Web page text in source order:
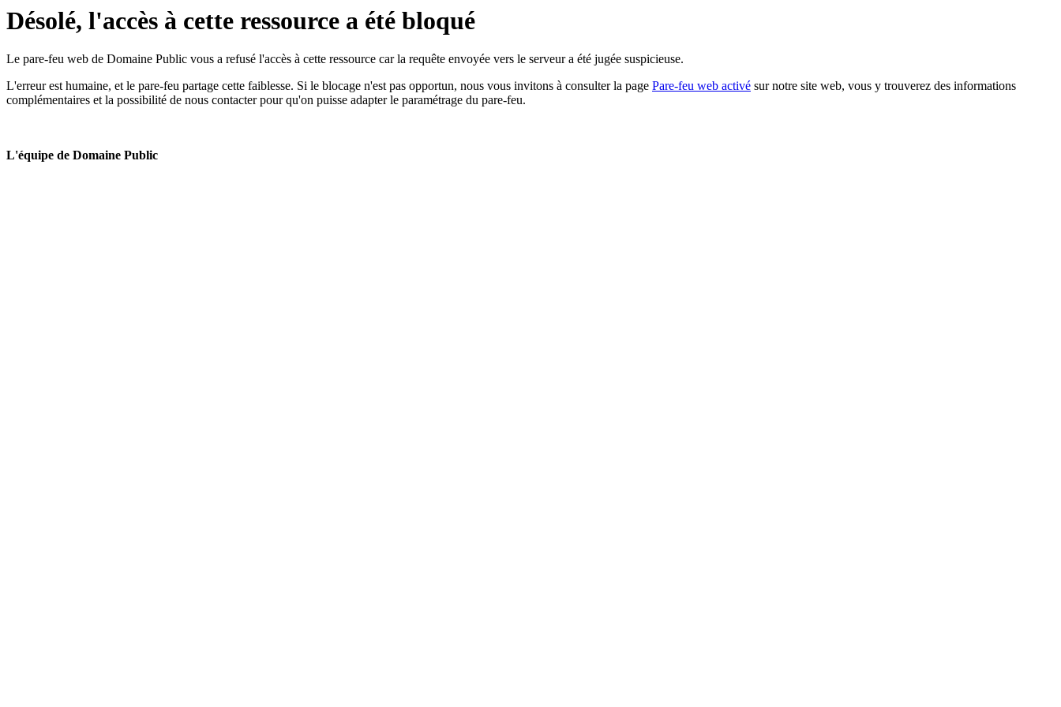
Désolé, l'accès à cette ressource a été bloqué
Le pare-feu web de Domaine Public vous a refusé l'accès à cette ressource car la requête envoyée vers le serveur a été jugée suspicieuse.
L'erreur est humaine, et le pare-feu partage cette faiblesse. Si le blocage n'est pas opportun, nous vous invitons à consulter la page Pare-feu web activé sur notre site web, vous y trouverez des informations
complémentaires et la possibilité de nous contacter pour qu'on puisse adapter le paramétrage du pare-feu.
L'équipe de Domaine Public